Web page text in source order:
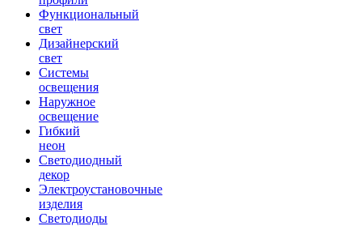
Функциональный
свет
Дизайнерский
свет
Системы
освещения
Наружное
освещение
Гибкий
неон
Светодиодный
декор
Электроустановочные
изделия
Светодиоды